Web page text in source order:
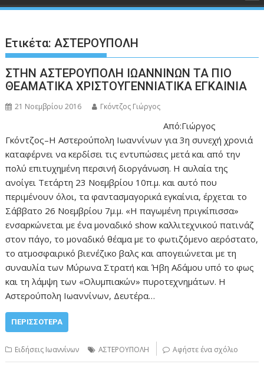
Ετικέτα:ΑΣΤΕΡΟΥΠΟΛΗ
ΣΤΗΝ ΑΣΤΕΡΟΥΠΟΛΗ ΙΩΑΝΝΙΝΩΝ ΤΑ ΠΙΟ
ΘΕΑΜΑΤΙΚΑ ΧΡΙΣΤΟΥΓΕΝΝΙΑΤΙΚΑ ΕΓΚΑΙΝΙΑ
21 Νοεμβρίου 2016 Γκόντζος Γιώργος
Από:Γιώργος
Γκόντζος–Η Αστερούπολη Ιωαννίνων για 3η συνεχή χρονιά
καταφέρνει να κερδίσει τις εντυπώσεις μετά και από την
πολύ επιτυχημένη περσινή διοργάνωση. Η αυλαία της
ανοίγει Τετάρτη 23 Νοεμβρίου 10π.μ. και αυτό που
περιμένουν όλοι, τα φαντασμαγορικά εγκαίνια, έρχεται το
Σάββατο 26 Νοεμβρίου 7μ.μ. «Η παγωμένη πριγκίπισσα»
ενσαρκώνεται με ένα μοναδικό show καλλιτεχνικού πατινάζ
στον πάγο, το μοναδικό θέαμα με το φωτιζόμενο αερόστατο,
το ατμοσφαιρικό βιενέζικο βαλς και απογειώνεται με τη
συναυλία των Μύρωνα Στρατή και Ήβη Αδάμου υπό το φως
και τη λάμψη των «Ολυμπιακών» πυροτεχνημάτων. Η
Αστερούπολη Ιωαννίνων, Δευτέρα…
ΠΕΡΙΣΣΌΤΕΡΑ
Ειδήσεις Ιωαννίνων ΑΣΤΕΡΟΥΠΟΛΗ Αφήστε ένα σχόλιο